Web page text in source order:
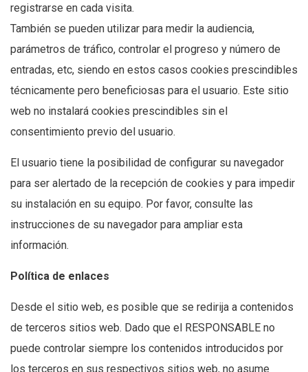
registrarse en cada visita.
También se pueden utilizar para medir la audiencia,
parámetros de tráfico, controlar el progreso y número de
entradas, etc, siendo en estos casos cookies prescindibles
técnicamente pero beneficiosas para el usuario. Este sitio
web no instalará cookies prescindibles sin el
consentimiento previo del usuario.
El usuario tiene la posibilidad de configurar su navegador
para ser alertado de la recepción de cookies y para impedir
su instalación en su equipo. Por favor, consulte las
instrucciones de su navegador para ampliar esta
información.
Política de enlaces
Desde el sitio web, es posible que se redirija a contenidos
de terceros sitios web. Dado que el RESPONSABLE no
puede controlar siempre los contenidos introducidos por
los terceros en sus respectivos sitios web, no asume